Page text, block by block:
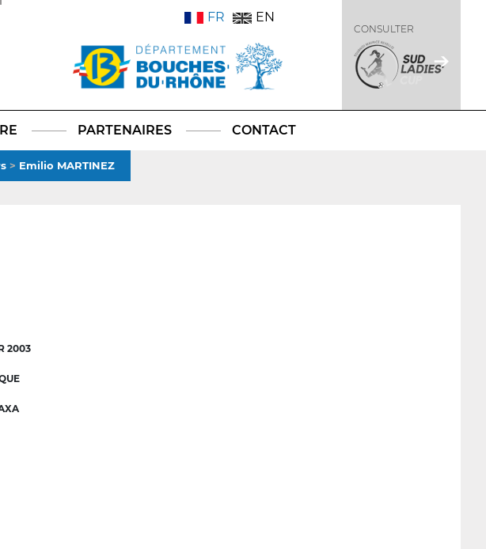
X
FR EN
CONSULTER
PARTENAIRES CONTACT
> Emilio MARTINEZ
2003